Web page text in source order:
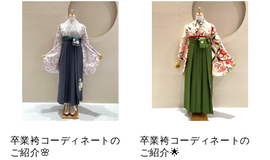
卒業袴コーディネートの
ご紹介🌸
卒業袴コーディネートの
ご紹介🌟